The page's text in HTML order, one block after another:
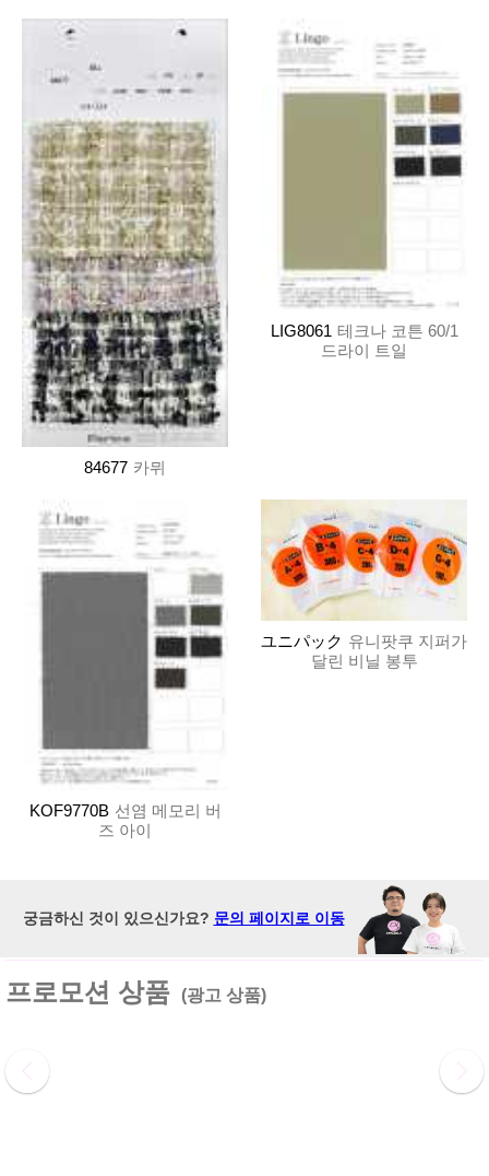
84677 카뮈
LIG8061 테크나 코튼 60/1
드라이 트일
KOF9770B 선염 메모리 버
즈 아이
ユニパック 유니팟쿠 지퍼가
달린 비닐 봉투
궁금하신 것이 있으신가요? 문의 페이지로 이동
프로모션 상품 (광고 상품)